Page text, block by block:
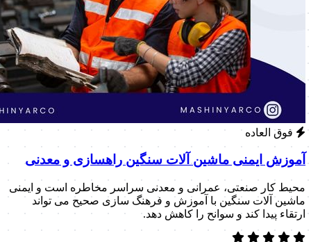
فوق العاده
آموزش ایمنی ماشین آلات سنگین راهسازی و معدنی
محیط کار صنعتی، عمرانی و معدنی سراسر مخاطره است و ایمنی
ماشین آلات سنگین با آموزش و فرهنگ سازی صحیح می تواند
ارتقاء پیدا کند و سوانح را کاهش دهد.